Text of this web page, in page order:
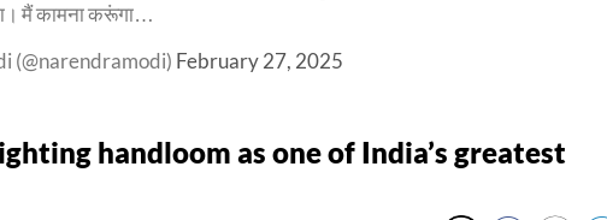
मैं कामना करूंगा…
(@narendramodi) February 27, 2025
handloom as one of India’s greatest